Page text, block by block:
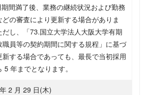
間満了後、業務の継続状況および勤務
どの審査により更新する場合がありま
だし、「73.国立大学法人大阪大学有期
職員等の契約期間に関する規程」に基づ
新する場合であっても、最長で当初採用
5 年までとなります。
2 月 29 日(木)